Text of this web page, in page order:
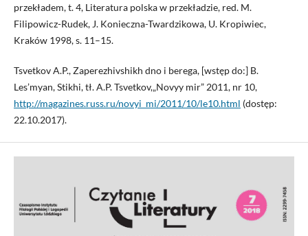
przekładem, t. 4, Literatura polska w przekładzie, red. M.
Filipowicz-Rudek, J. Konieczna-Twardzikowa, U. Kropiwiec,
Kraków 1998, s. 11–15.
Tsvetkov A.P., Zaperezhivshikh dno i berega, [wstęp do:] B.
Les’myan, Stikhi, tł. A.P. Tsvetkov,„Novyy mir” 2011, nr 10,
http://magazines.russ.ru/novyi_mi/2011/10/le10.html (dostęp:
22.10.2017).